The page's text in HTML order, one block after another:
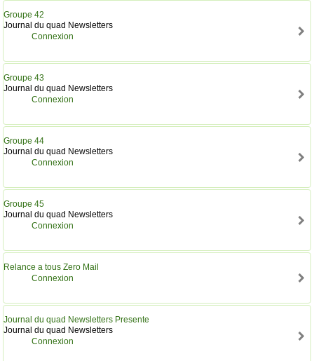
Groupe 42
Journal du quad Newsletters
Connexion
Groupe 43
Journal du quad Newsletters
Connexion
Groupe 44
Journal du quad Newsletters
Connexion
Groupe 45
Journal du quad Newsletters
Connexion
Relance a tous Zero Mail
Connexion
Journal du quad Newsletters Presente
Journal du quad Newsletters
Connexion